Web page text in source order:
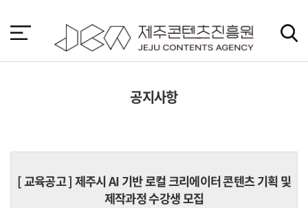
바
가
공지사항
[교육공고] 제주시 AI 기반 로컬 크리에이터 콘텐츠 기획 및
제작과정 수강생 모집